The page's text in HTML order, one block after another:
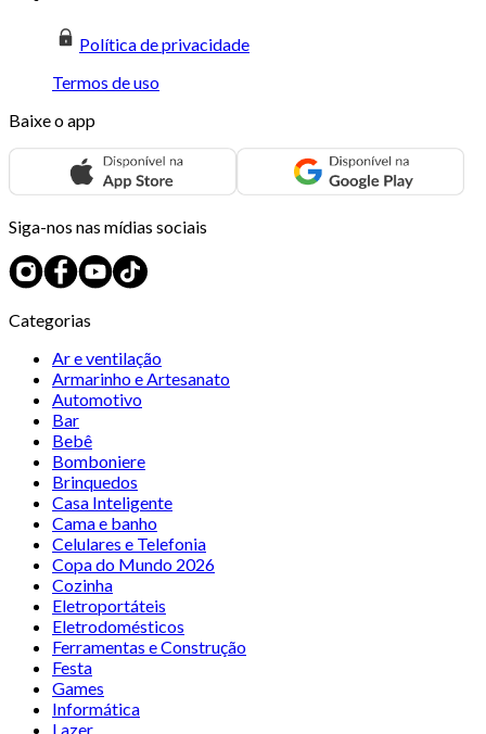
Política de privacidade
Termos de uso
Baixe o app
Siga-nos nas mídias sociais
Categorias
Ar e ventilação
Armarinho e Artesanato
Automotivo
Bar
Bebê
Bomboniere
Brinquedos
Casa Inteligente
Cama e banho
Celulares e Telefonia
Copa do Mundo 2026
Cozinha
Eletroportáteis
Eletrodomésticos
Ferramentas e Construção
Festa
Games
Informática
Lazer